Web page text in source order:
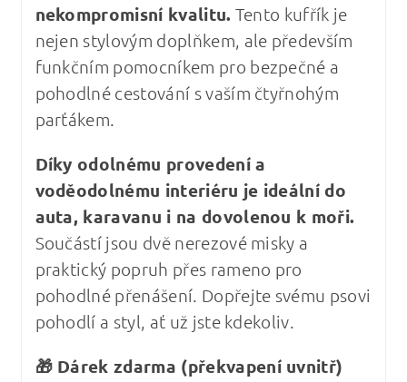
nekompromisní kvalitu. Tento kufřík je
nejen stylovým doplňkem, ale především
funkčním pomocníkem pro bezpečné a
pohodlné cestování s vaším čtyřnohým
parťákem.
Díky odolnému provedení a
voděodolnému interiéru je ideální do
auta, karavanu i na dovolenou k moři.
Součástí jsou dvě nerezové misky a
praktický popruh přes rameno pro
pohodlné přenášení. Dopřejte svému psovi
pohodlí a styl, ať už jste kdekoliv.
🎁 Dárek zdarma (překvapení uvnitř)